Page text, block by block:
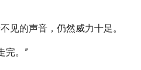
见的声音，仍然威力十足。
完。”